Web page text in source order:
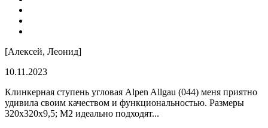
[Алексей, Леонид]
10.11.2023
Клинкерная ступень угловая Alpen Allgau (044) меня приятно
удивила своим качеством и функциональностью. Размеры
320x320x9,5; M2 идеально подходят...